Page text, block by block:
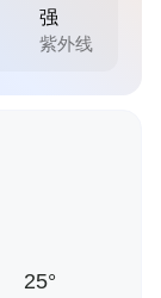
强
紫外线